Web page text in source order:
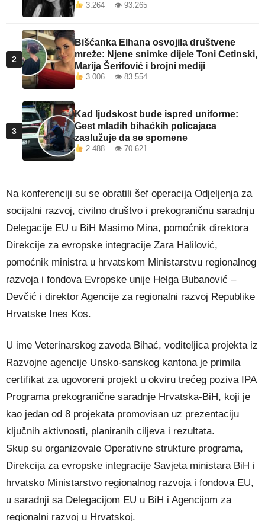
3.264 👁 93.265
2
Bišćanka Elhana osvojila društvene
mreže: Njene snimke dijele Toni Cetinski,
Marija Šerifović i brojni mediji
3.006 👁 83.554
3
Kad ljudskost bude ispred uniforme:
Gest mladih bihaćkih policajaca
zaslužuje da se spomene
2.488 👁 70.621
Na konferenciji su se obratili šef operacija Odjeljenja za
socijalni razvoj, civilno društvo i prekograničnu saradnju
Delegacije EU u BiH Masimo Mina, pomoćnik direktora
Direkcije za evropske integracije Zara Halilović,
pomoćnik ministra u hrvatskom Ministarstvu regionalnog
razvoja i fondova Evropske unije Helga Bubanović –
Devčić i direktor Agencije za regionalni razvoj Republike
Hrvatske Ines Kos.
U ime Veterinarskog zavoda Bihać, voditeljica projekta iz
Razvojne agencije Unsko-sanskog kantona je primila
certifikat za ugovoreni projekt u okviru trećeg poziva IPA
Programa prekogranične saradnje Hrvatska-BiH, koji je
kao jedan od 8 projekata promovisan uz prezentaciju
ključnih aktivnosti, planiranih ciljeva i rezultata.
Skup su organizovale Operativne strukture programa,
Direkcija za evropske integracije Savjeta ministara BiH i
hrvatsko Ministarstvo regionalnog razvoja i fondova EU,
u saradnji sa Delegacijom EU u BiH i Agencijom za
regionalni razvoj u Hrvatskoj.